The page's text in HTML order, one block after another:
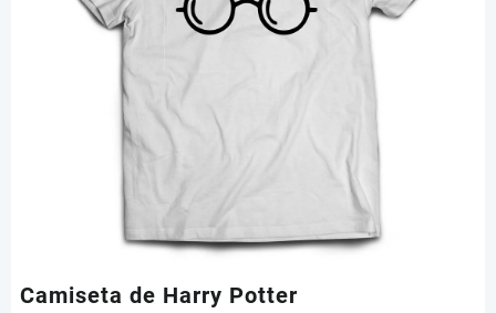
Camiseta de Harry Potter